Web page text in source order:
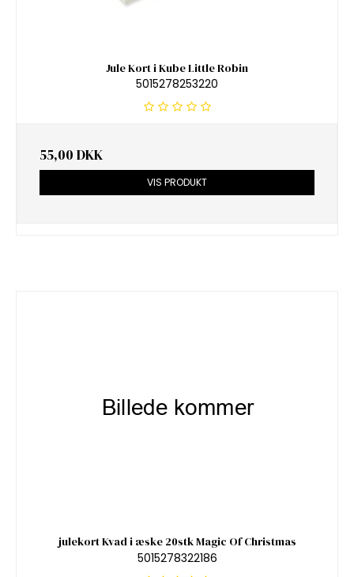
Jule Kort i Kube Little Robin
5015278253220
55,00 DKK
VIS PRODUKT
julekort Kvad i æske 20stk Magic Of Christmas
5015278322186